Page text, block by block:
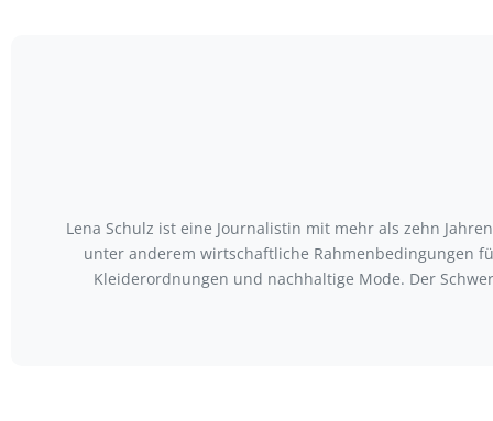
Lena Schulz ist eine Journalistin mit mehr als zehn
unter anderem wirtschaftliche Rahmenbedingungen
Kleiderordnungen und nachhaltige Mode. Der